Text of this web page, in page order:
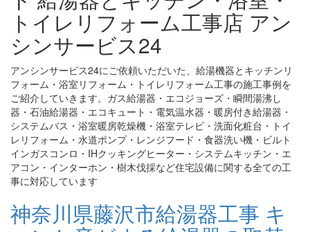
トイレリフォーム工事店 アン
シンサービス24
アンシンサービス24にご依頼いただいた、給湯機器とキッチンリ
フォーム・浴室リフォーム・トイレリフォーム工事の施工事例を
ご紹介していきます。ガス給湯器・エコジョーズ・瞬間湯沸し
器・石油給湯器・エコキュート・電気温水器・暖房付き給湯器・
システムバス・浴室暖房乾燥機・浴室テレビ・洗面化粧台・トイ
レリフォーム・水道ポンプ・レンジフード・食器洗い機・ビルト
インガスコンロ・IHクッキングヒーター・システムキッチン・エ
アコン・インターホン・樹木伐採など住宅設備に関する全ての工
事に対応しています
神奈川県藤沢市給湯器工事 キ